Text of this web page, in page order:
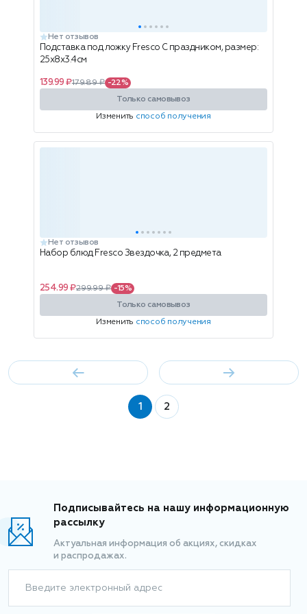
Нет отзывов
Подставка под ложку Fresco С праздником, размер:
25x8x3.4см
139.99 ₽179.89 ₽ -22%
Только самовывоз
Изменить способ получения
Нет отзывов
Набор блюд Fresco Звездочка, 2 предмета
254.99 ₽299.99 ₽ -15%
Только самовывоз
Изменить способ получения
1 2
Подписывайтесь на нашу информационную
рассылку
Актуальная информация об акциях, скидках
и распродажах.
Введите электронный адрес